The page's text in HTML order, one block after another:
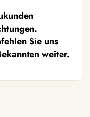
Sie uns
weiter.